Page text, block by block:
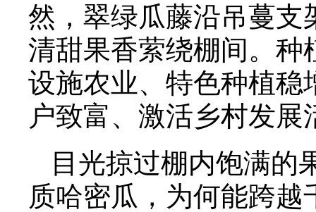
然，翠绿瓜藤沿吊蔓支
清甜果香萦绕棚间。种
设施农业、特色种植稳
户致富、激活乡村发展
目光掠过棚内饱满的
质哈密瓜，为何能跨